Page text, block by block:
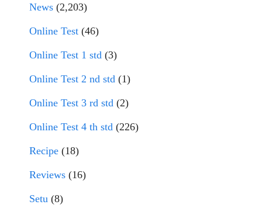
News (2,203)
Online Test (46)
Online Test 1 std (3)
Online Test 2 nd std (1)
Online Test 3 rd std (2)
Online Test 4 th std (226)
Recipe (18)
Reviews (16)
Setu (8)